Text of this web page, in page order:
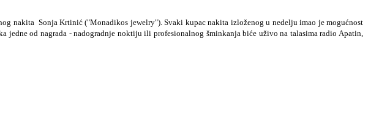
nakita Sonja Krtinić ("Monadikos jewelry"). Svaki kupac nakita izloženog u nedelju imao je mogućnost
od nagrada - nadogradnje noktiju ili profesionalnog šminkanja biće uživo na talasima radio Apatin,